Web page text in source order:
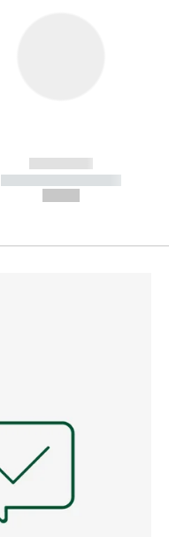
------------
----------- -----------